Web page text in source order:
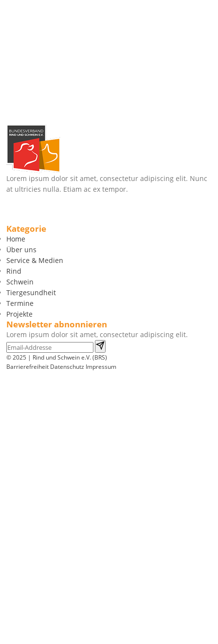
Lorem ipsum dolor sit amet, consectetur adipiscing elit. Nunc
at ultricies nulla. Etiam ac ex tempor.
Kategorie
Home
Über uns
Service & Medien
Rind
Schwein
Tiergesundheit
Termine
Projekte
Newsletter abnonnieren
Lorem ipsum dolor sit amet, consectetur adipiscing elit.
© 2025 | Rind und Schwein e.V. (BRS)
Barrierefreiheit Datenschutz Impressum